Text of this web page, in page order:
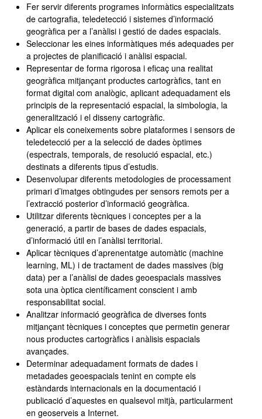
Fer servir diferents programes informàtics especialitzats
de cartografia, teledetecció i sistemes d’informació
geogràfica per a l’anàlisi i gestió de dades espacials.
Seleccionar les eines informàtiques més adequades per
a projectes de planificació i anàlisi espacial.
Representar de forma rigorosa i eficaç una realitat
geogràfica mitjançant productes cartogràfics, tant en
format digital com analògic, aplicant adequadament els
principis de la representació espacial, la simbologia, la
generalització i el disseny cartogràfic.
Aplicar els coneixements sobre plataformes i sensors de
teledetecció per a la selecció de dades òptimes
(espectrals, temporals, de resolució espacial, etc.)
destinats a diferents tipus d’estudis.
Desenvolupar diferents metodologies de processament
primari d’imatges obtingudes per sensors remots per a
l’extracció posterior d’informació geogràfica.
Utilitzar diferents tècniques i conceptes per a la
generació, a partir de bases de dades espacials,
d’informació útil en l’anàlisi territorial.
Aplicar tècniques d’aprenentatge automàtic (machine
learning, ML) i de tractament de dades massives (big
data) per a l’anàlisi de dades geoespacials massives
sota una òptica científicament conscient i amb
responsabilitat social.
Analitzar informació geogràfica de diverses fonts
mitjançant tècniques i conceptes que permetin generar
nous productes cartogràfics i anàlisis espacials
avançades.
Determinar adequadament formats de dades i
metadades geoespacials tenint en compte els
estàndards internacionals en la documentació i
publicació d’aquestes en qualsevol mitjà, particularment
en geoserveis a Internet.